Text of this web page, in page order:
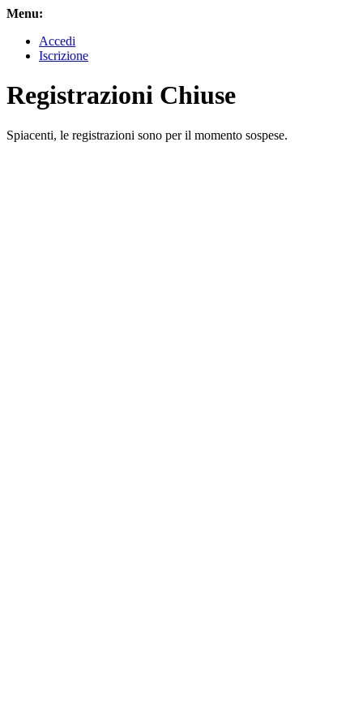
Menu:
Accedi
Iscrizione
Registrazioni Chiuse
Spiacenti, le registrazioni sono per il momento sospese.